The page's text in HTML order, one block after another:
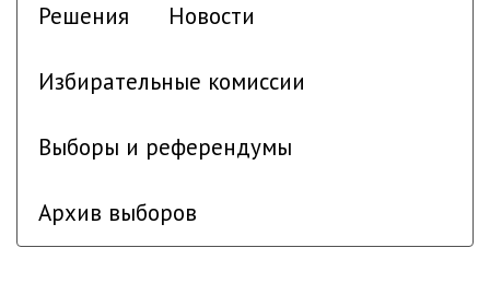
Решения Новости
Избирательные комиссии
Выборы и референдумы
Архив выборов